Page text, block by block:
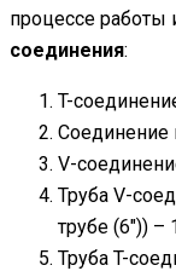
процессе работы
соединения:
T-
Соединение
V-
Труба V-
трубе (6″)) –
Труба T-